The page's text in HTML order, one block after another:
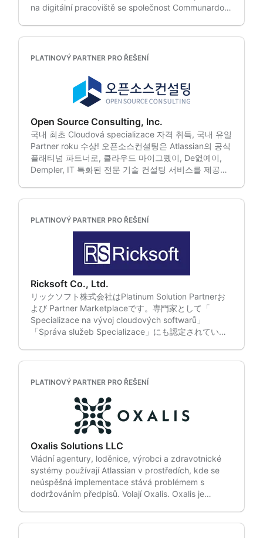
Cloudová řešení poskytují lepší zabezpečení,
ITSM/ESM, pracovních postupů požadavků a
automatizace. Naše řešení JSM zefektivňují IT a
obchodní procesy, což umožňuje rychlejší řešení
problémů a lepší spolupráci. Optimalizace Jira a
oprávnění, šablon, automatizace a vylepšení
výkonu. Zlepšete spolupráci, snižte neefektivitu a
zvyšte produktivitu, aby týmy pracovaly chytřeji a
rychleji. Strategie a inovace v oblasti umělé
inteligence včetně hodnocení dopadů, připravenosti
dat, inteligentní automatizace, zavádění agentů a
integrace. Od průzkumu až po realizaci vám
zaměřením na skutečné výsledky, nikoli na humbuk.
Podniková strategie a plánování včetně sladění
portfolií, programů a týmů s měřitelnými výstupy.
Pomůžeme vám stanovit priority cílů, sladit týmy a
efektivně realizovat vaši strategii a podpořit
měřitelný růst. Podpůrné služby Atlassian včetně
administrace, vylepšení, spolehlivosti, poradenství v
oblasti umělé inteligence a neustálého zlepšování.
Získáte strategické vedení a praktickou podporu,
abyste ze své investice do Atlassian vytěžili
maximum. Licence a zadávání licencí včetně
společného uzavírání smluv a proaktivní správy.
Ušetříme vám čas a udržíme vaše licence aktuální,
Federální prostředí včetně bezpečných řešení a
postupů dodávek. Náš tým vysoce
specializovaných odborníků má dlouholeté
zkušenosti s prací ve veřejném sektoru, aby pomohl
vládním agenturám modernizovat se a zároveň
zůstat připravené na své poslání a v souladu s
předpisy.
na digitální pracoviště se společnost Communardo
služeb poskytuje společnost Communardo
Atlassian. Obsluhujeme více než 2 500 klientů v 85
zemích, včetně významných hráčů v různých
odvětvích, a pomáháme organizacím propojovat
způsoby. Společnost Communardo GmbH je
součástí rodiny Communardo - skupiny společností
s 500 zaměstnanci v devíti zemích po celé Evropě.
PLATINOVÝ PARTNER PRO ŘEŠENÍ
Open Source Consulting, Inc.
국내 최초 Cloudová specializace 자격 취득, 국내 유일
Partner roku 수상! 오픈소스컨설팅은 Atlassian의 공식
플래티넘 파트너로, 클라우드 마이그똈이, De엸예이,
Dempler, IT 특화된 전문 기술 컨설팅 서비스를 제공합
합니다. • 다양한 레퍼런스 – 삼성전자, 삼성카드, LG전
오픈소스컨설팅을 선택했습니다. • 맞춤형 컨설팅 – 고
객의 요구와 환경에 최적화된 시스템 설계, 프로젝트 설
계,뀦 워크플로우 개선 등 조직에 최적화된 협업 환경을
제공합니다. 오픈소스컨설팅은 국내 최초로 Cloud
Specializace 파트너 인증을 획득했으며, 국내옠일 the
Atlasian Partner of the Year 번이나 수상한 파트너로,
차별화된 전문성과 우수성을 인정받고 있스니 있스니
있스니 flexibilní studio 효율성을 향상시킵니다. 현재까
지 18개국 300개 이상의 글로벌 고객사가 Flexibilní
Partnera roku! Open Source Consulting (OSCi) je
který poskytuje odborné konzultační služby v
oblasti cloudové migrace, ITSM a DevOps. •
Technická odbornost – největší korejský tým
podporu založenou na rozsáhlých zkušenostech s
projekty. • Důvěra předních zákazníků – Přední
podniky – včetně společností Samsung Electronics,
Samsung Card, LG Electronics, Kakao, Coupang a
Toss – spolupracují se společností OSCi s cílem
podpořit úspěšnou spolupráci. • Poradenství na
míru – Navrhujeme a implementujeme
PLATINOVÝ PARTNER PRO ŘEŠENÍ
Ricksoft Co., Ltd.
リックソフト株式会社はPlatinum Solution Partnerお
よび Partner Marketplaceです。専門家として「
Specializace na vývoj cloudových softwarů」
「Správa služeb Specializace」にも認定されていま
た、当社のお客様の半分以上が従業員数1000名以上の
る知見を持ち合わせています 保有しているノウハウ、
経験と実績を活用し、お客様のニーズに合わせた様々
な製品・サービスを提供しています。 • 製品の導入支
援 • DC版からCloud版への移行支援 • 直接お客様のお
困りごとを解決するヘルプデスク • 直接お客様のお困
りごとを解決するヘスク• 研修の内容をいつでもどこ
でも学べるe-ラーニング • 製品の機能をアップするア
プリ開発及び提供 • Úspěch zákazníkůこれらの製
品・サービスは、大企業をはじめ多くのお客様の導
PLATINOVÝ PARTNER PRO ŘEŠENÍ
Oxalis Solutions LLC
Vládní agentury, loděnice, výrobci a zdravotnické
systémy používají Atlassian v prostředích, kde se
neúspěšná implementace stává problémem s
dodržováním předpisů. Volají Oxalis. Oxalis je